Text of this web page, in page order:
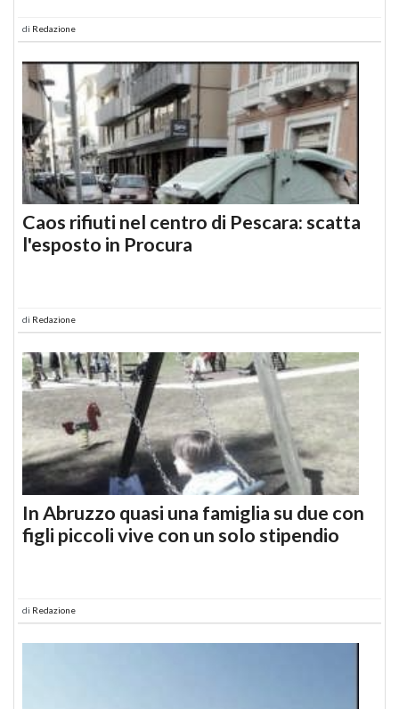
di Redazione
Caos rifiuti nel centro di Pescara: scatta
l'esposto in Procura
di Redazione
In Abruzzo quasi una famiglia su due con
figli piccoli vive con un solo stipendio
di Redazione